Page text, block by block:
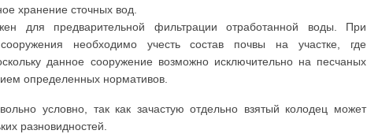
хранение сточных вод.
для предварительной фильтрации отработанной воды. При
необходимо учесть состав почвы на участке, где
данное сооружение возможно исключительно на песчаных
определенных нормативов.
условно, так как зачастую отдельно взятый колодец может
разновидностей.